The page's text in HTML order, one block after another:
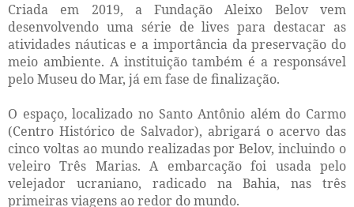
Criada em 2019, a Fundação Aleixo Belov vem
desenvolvendo uma série de lives para destacar as
atividades náuticas e a importância da preservação do
meio ambiente. A instituição também é a responsável
pelo Museu do Mar, já em fase de finalização.
O espaço, localizado no Santo Antônio além do Carmo
(Centro Histórico de Salvador), abrigará o acervo das
cinco voltas ao mundo realizadas por Belov, incluindo o
veleiro Três Marias. A embarcação foi usada pelo
velejador ucraniano, radicado na Bahia, nas três
primeiras viagens ao redor do mundo.